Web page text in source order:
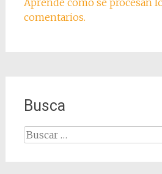
comentarios.
Busca
Buscar: